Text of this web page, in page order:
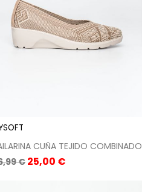
CUÑA TEJIDO COMBINADO
€Precio
25,00 €